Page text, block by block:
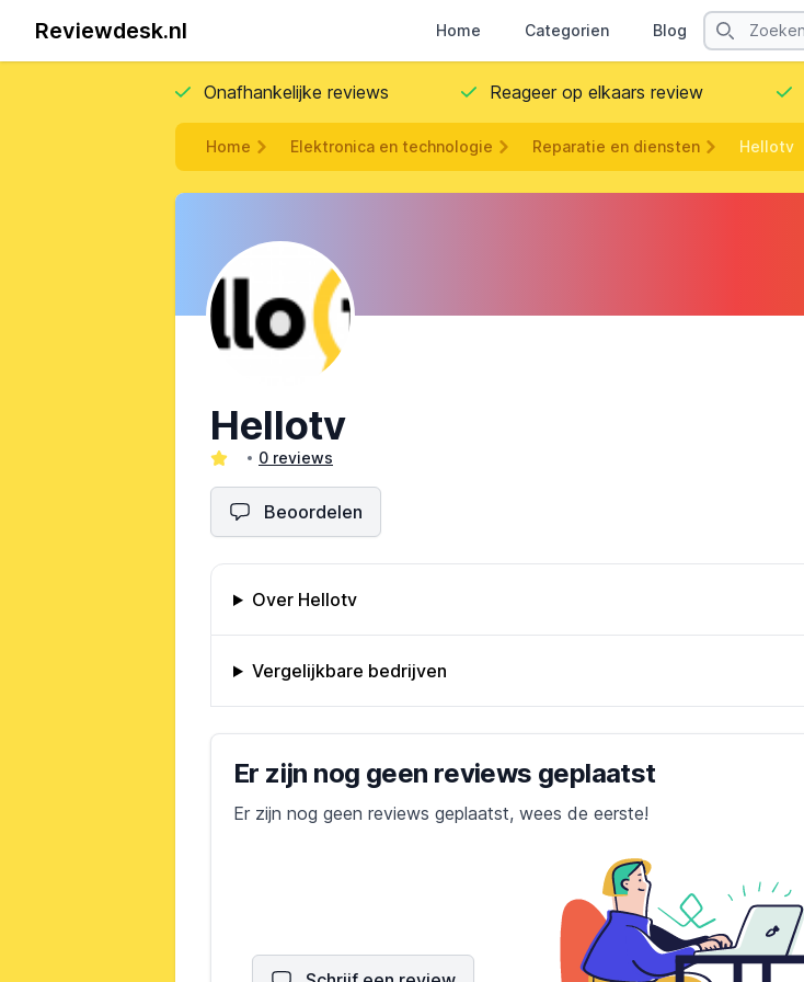
Reviewdesk.nl Home Categorien Blog Contact
Search
Onafhankelijke reviews Reageer op elkaars review
Home Elektronica en technologie Reparatie en diensten Hellotv
Hellotv
0 reviews
Beoordelen
Omschrijving bedrijf
Over Hellotv
Vergelijkbare bedrijven
Bedrijfs reviews
Er zijn nog geen reviews geplaatst
Er zijn nog geen reviews geplaatst, wees de eerste!